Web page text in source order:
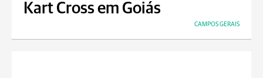
Kart Cross em Goiás
CAMPOS GERAIS